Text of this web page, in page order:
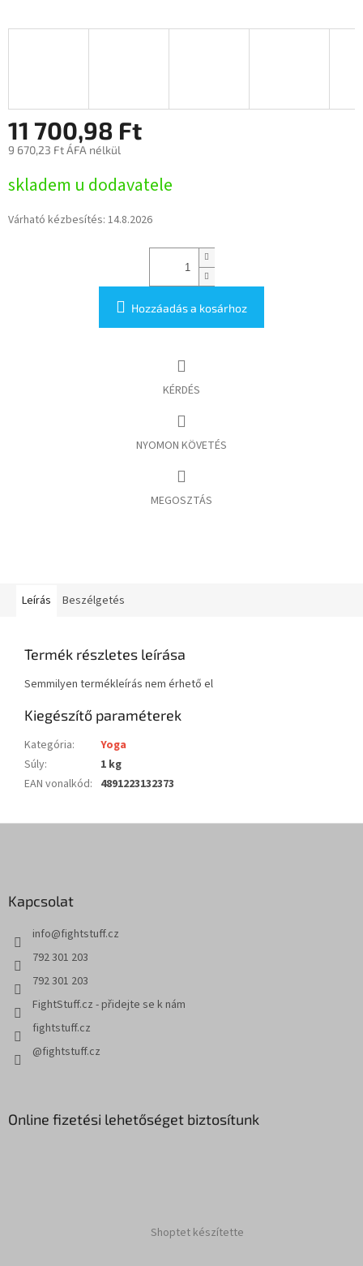
11 700,98 Ft
9 670,23 Ft ÁFA nélkül
skladem u dodavatele
Várható kézbesítés: 14.8.2026
Hozzáadás a kosárhoz
KÉRDÉS
NYOMON KÖVETÉS
MEGOSZTÁS
Leírás Beszélgetés
Termék részletes leírása
Semmilyen termékleírás nem érhető el
Kiegészítő paraméterek
Kategória:
Yoga
Súly:
1 kg
EAN vonalkód: 4891223132373
Kapcsolat
info@fightstuff.cz
792 301 203
792 301 203
FightStuff.cz - přidejte se k nám
fightstuff.cz
@fightstuff.cz
Online fizetési lehetőséget biztosítunk
Shoptet készítette